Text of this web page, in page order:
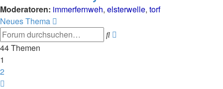
Moderatoren: immerfernweh, elsterwelle, torf
Neues Thema
Suche
44 Themen
1
2